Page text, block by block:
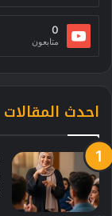
0
متابعون
احدث المقالات